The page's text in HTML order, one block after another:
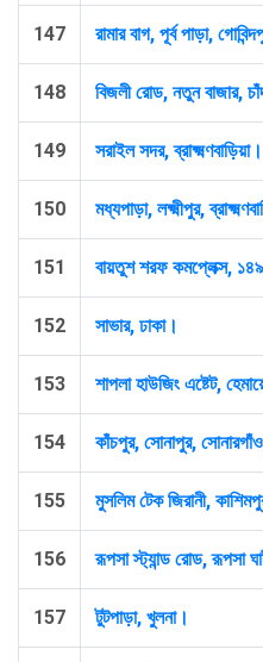
147 রামার বাগ, পূর্ব পাড়া,
148 বিজলী রোড, নতুন বাজার,
149 সরাইল সদর, ব্রাক্ষ্মণবাড়িয়া।
150 মধ্যপাড়া, লক্ষ্মীপুর,
151 বায়তুশ শরফ কমপ্লেক্স,
152 সাভার, ঢাকা।
153 শাপলা হাউজিং এষ্টেট,
154 কাঁচপুর, সোনাপুর,
155 মুসলিম টেক জিরানী,
156 রূপসা স্ট্যান্ড রোড, রূপসা
157 টুটপাড়া, খুলনা।